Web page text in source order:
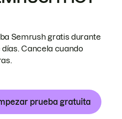
Semrush gratis durante
días. Cancela cuando
prueba gratuita